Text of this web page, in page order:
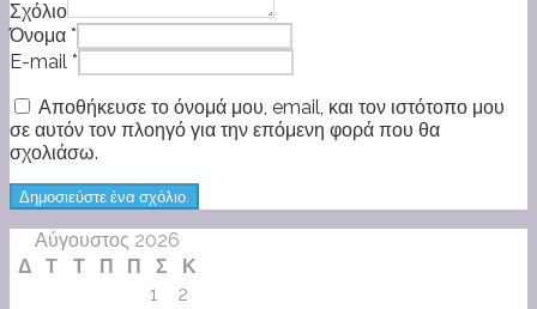
Σχόλιο
Όνομα *
E-mail *
Αποθήκευσε το όνομά μου, email, και τον ιστότοπο μου
σε αυτόν τον πλοηγό για την επόμενη φορά που θα
σχολιάσω.
Αύγουστος 2026
Δ
Τ Τ Π Π Σ
Κ
1
2